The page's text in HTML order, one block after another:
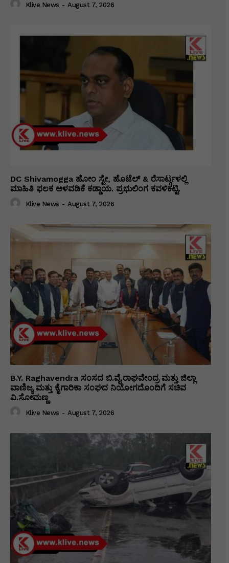
Klive News - August 7, 2026
DC Shivamogga ಹೋಂ ಸ್ಟೇ, ಹೊಟೆಲ್ & ರೆಸಾರ್ಟ್ಗಳಲ್ಲಿ
ಮಾಹಿತಿ ಫಲಕ ಅಳವಡಿಕೆ ಕಡ್ಡಾಯ. ಪ್ರಭುಲಿಂಗ ಕವಳಿಕಟ್ಟಿ.
Klive News - August 7, 2026
B.Y. Raghavendra ಸಂಸದ ಬಿ.ವೈ.ರಾಘವೇಂದ್ರ ಮತ್ತು ಜಿಲ್ಲಾ
ವಾಣಿಜ್ಯ ಮತ್ತು ಕೈಗಾರಿಕಾ ಸಂಘದ ನಿಯೋಗದೊಂದಿಗೆ ಸಚಿವ
ವಿ‌.ಸೋಮಣ್ಣ
Klive News - August 7, 2026